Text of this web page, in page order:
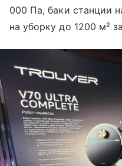
000 Па, баки станции
на уборку до 1200 м²